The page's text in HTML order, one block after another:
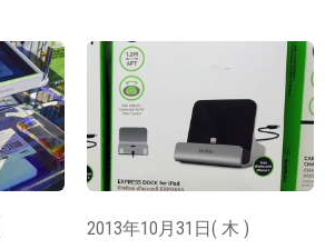
2013年10月31日( 木 )